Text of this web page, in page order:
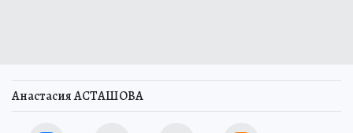
Анастасия АСТАШОВА